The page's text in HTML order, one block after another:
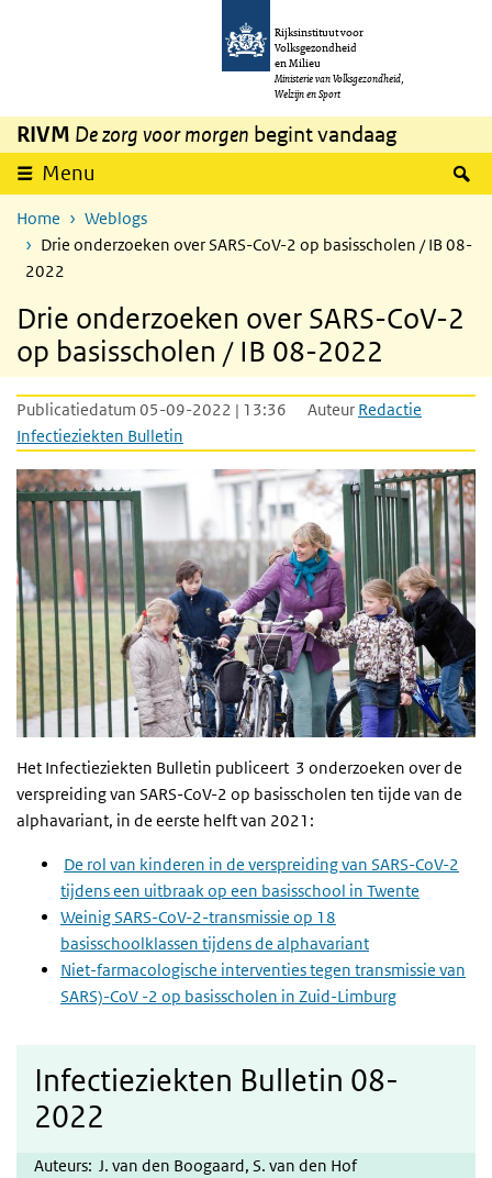
Overslaan en naar de inhoud gaan
Rijksinstituut voor
Volksgezondheid
en Milieu
Ministerie van Volksgezondheid,
Welzijn en Sport
RIVM De zorg voor morgen begint vandaag
Menu
Home
Weblogs
Drie onderzoeken over SARS-CoV-2 op basisscholen / IB 08-
2022
Drie onderzoeken over SARS-CoV-2
op basisscholen / IB 08-2022
Publicatiedatum 05-09-2022 | 13:36 Auteur Redactie
Infectieziekten Bulletin
Het Infectieziekten Bulletin publiceert 3 onderzoeken over de
verspreiding van SARS-CoV-2 op basisscholen ten tijde van de
alphavariant, in de eerste helft van 2021:
De rol van kinderen in de verspreiding van SARS-CoV-2
tijdens een uitbraak op een basisschool in Twente
Weinig SARS-CoV-2-transmissie op 18
basisschoolklassen tijdens de alphavariant
Niet-farmacologische interventies tegen transmissie van
SARS)-CoV -2 op basisscholen in Zuid-Limburg
Infectieziekten Bulletin 08-
2022
Auteurs: J. van den Boogaard, S. van den Hof